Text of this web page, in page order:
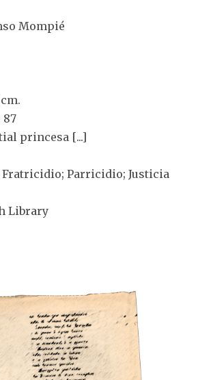
Mompié
87
princesa [...]
Fratricidio; Parricidio; Justicia
Library